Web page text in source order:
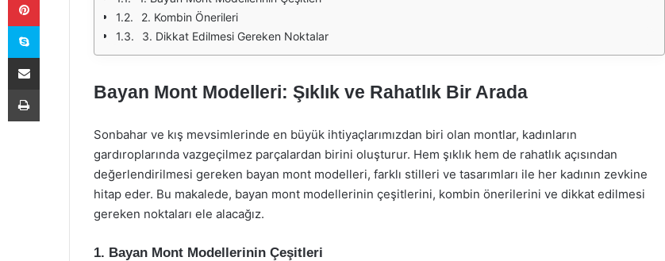
2. Kombin Önerileri
3. Dikkat Edilmesi Gereken Noktalar
Bayan Mont Modelleri: Şıklık ve Rahatlık Bir Arada
Sonbahar ve kış mevsimlerinde en büyük ihtiyaçlarımızdan biri olan montlar, kadınların
gardıroplarında vazgeçilmez parçalardan birini oluşturur. Hem şıklık hem de rahatlık açısından
değerlendirilmesi gereken bayan mont modelleri, farklı stilleri ve tasarımları ile her kadının zevkine
hitap eder. Bu makalede, bayan mont modellerinin çeşitlerini, kombin önerilerini ve dikkat edilmesi
gereken noktaları ele alacağız.
1. Bayan Mont Modellerinin Çeşitleri
Skype
E-Posta ile paylaş